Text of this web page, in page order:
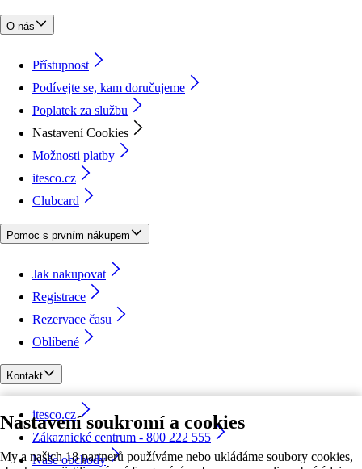
Nastavení soukromí a cookies
My a našich 18 partnerů používáme nebo ukládáme soubory cookies,
O nás
Přístupnost
Podívejte se, kam doručujeme
Poplatek za službu
Nastavení Cookies
Možnosti platby
itesco.cz
Clubcard
Pomoc s prvním nákupem
Jak nakupovat
Registrace
Rezervace času
Oblíbené
Kontakt
itesco.cz
Zákaznické centrum - 800 222 555
Naše obchody